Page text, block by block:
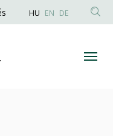
HU EN DE